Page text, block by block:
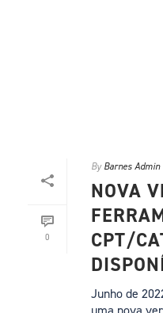
0
By Barnes Admin
NOVA
CPT/
Junho de